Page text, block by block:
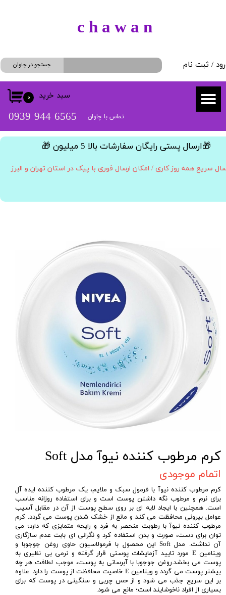
/ ثبت نام
سفارشات
خروج از حساب کاربری
جستجو در چاوان
​​6565 944 0939 تماس با چاوان
۰ سبد خرید
​c h a w a n
​🎁ارسال پستی رایگان سفارشات بالا 5 میلیون 🎁​​​​​​​
سریع همه روز کاری / امکان ارسال فوری با پیک در استان تهران و البرز
کرم مرطوب کننده نیوآ مدل Soft
اتمام موجودی
کرم مرطوب کننده نیوآ با فرمول سبک و ملایم، یک مرطوب کننده ایده آل
برای نرم و مرطوب نگه داشتن پوست است و برای استفاده روزانه مناسب
است. همچنین با ایجاد لایه ای بر روی سطح پوست از آن در مقابل آسیب
عوامل بیرونی محافظت می کند و مانع از خشک شدن پوست می گردد. کرم
مرطوب کننده نیوآ با رطوبت منحصر به فرد و رایحه متمایزی که دارد؛ می
توان برای دست، صورت و بدن استفاده کرد و نگرانی ای بابت عدم سازگاری
آن نداشت. مدل Soft این محصول با فرمولاسیون حاوی روغن جوجوبا و
ویتامین E مورد تایید آزمایشات پوستی قرار گرفته و نرمی بی نظیری به
پوست می بخشد.روغن جوجوبا با آبرسانی به پوست، موجب لطافت هر چه
بیشتر پوست می گردد و ویتامین E خاصیت محافظت از پوست را دارد. علاوه
بر این سریع جذب می شود و از حس چربی و سنگینی در پوست که برای
بسیاری از افراد ناخوشایند است؛ مانع می شود.